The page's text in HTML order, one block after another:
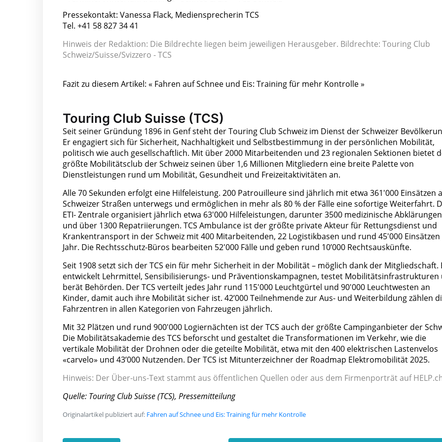
Pressekontakt: Vanessa Flack, Mediensprecherin TCS
Tel. +41 58 827 34 41
Hinweis der Redaktion: Die Bildrechte liegen beim jeweiligen Herausgeber. Bildrechte: Touring Club
Schweiz/Suisse/Svizzero - TCS
Fazit zu diesem Artikel: « Fahren auf Schnee und Eis: Training für mehr Kontrolle »
Touring Club Suisse (TCS)
Seit seiner Gründung 1896 in Genf steht der Touring Club Schweiz im Dienst der Schweizer
Er engagiert sich für Sicherheit, Nachhaltigkeit und Selbstbestimmung in der persönlichen Mobilität,
politisch wie auch gesellschaftlich. Mit über 2000 Mitarbeitenden und 23 regionalen Sektionen bietet
größte Mobilitätsclub der Schweiz seinen über 1,6 Millionen Mitgliedern eine breite Palette von
Dienstleistungen rund um Mobilität, Gesundheit und Freizeitaktivitäten an.
Alle 70 Sekunden erfolgt eine Hilfeleistung. 200 Patrouilleure sind jährlich mit etwa 361'000 Einsätzen
Schweizer Straßen unterwegs und ermöglichen in mehr als 80 % der Fälle eine sofortige Weiterfahrt.
ETI- Zentrale organisiert jährlich etwa 63'000 Hilfeleistungen, darunter 3500 medizinische Abklärungen
und über 1300 Repatriierungen. TCS Ambulance ist der größte private Akteur für Rettungsdienst und
Krankentransport in der Schweiz mit 400 Mitarbeitenden, 22 Logistikbasen und rund 45'000
Jahr. Die Rechtsschutz-Büros bearbeiten 52'000 Fälle und geben rund 10’000 Rechtsauskünfte.
Seit 1908 setzt sich der TCS ein für mehr Sicherheit in der Mobilität – möglich dank der Mitgliedschaft.
entwickelt Lehrmittel, Sensibilisierungs- und Präventionskampagnen, testet Mobilitätsinfrastrukturen
berät Behörden. Der TCS verteilt jedes Jahr rund 115'000 Leuchtgürtel und 90'000 Leuchtwesten an
Kinder, damit auch ihre Mobilität sicher ist. 42’000 Teilnehmende zur Aus- und Weiterbildung zählen
Fahrzentren in allen Kategorien von Fahrzeugen jährlich.
Mit 32 Plätzen und rund 900'000 Logiernächten ist der TCS auch der größte Campinganbieter der
Die Mobilitätsakademie des TCS beforscht und gestaltet die Transformationen im Verkehr, wie die
vertikale Mobilität der Drohnen oder die geteilte Mobilität, etwa mit den 400 elektrischen Lastenvelos
«carvelo» und 43’000 Nutzenden. Der TCS ist Mitunterzeichner der Roadmap Elektromobilität 2025.
Hinweis: Der Über-uns-Text stammt aus öffentlichen Quellen oder aus dem Firmenporträt auf
Quelle: Touring Club Suisse (TCS), Pressemitteilung
Originalartikel publiziert auf: Fahren auf Schnee und Eis: Training für mehr Kontrolle